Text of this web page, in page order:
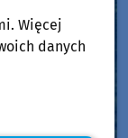
Więcej
danych